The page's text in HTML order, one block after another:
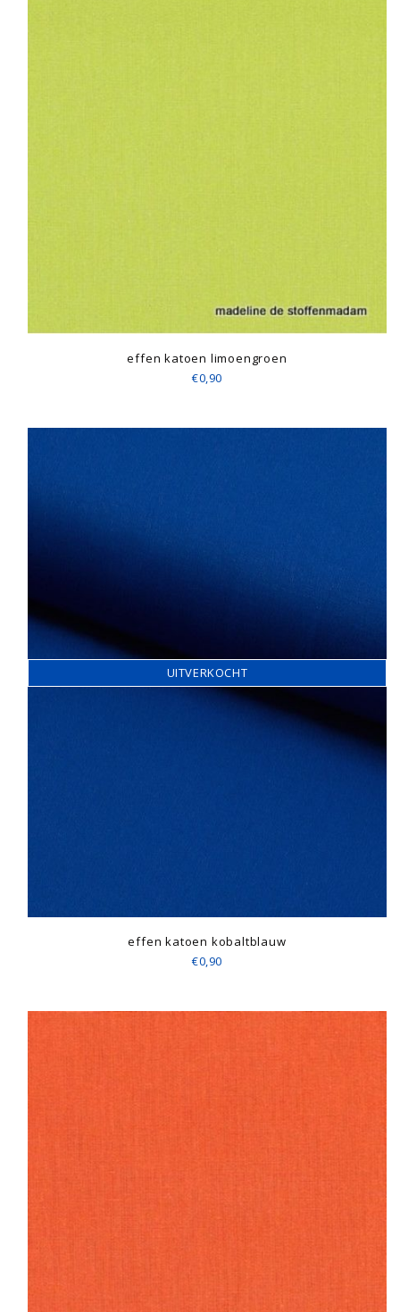
effen katoen limoengroen
€0,90
UITVERKOCHT
effen katoen kobaltblauw
€0,90